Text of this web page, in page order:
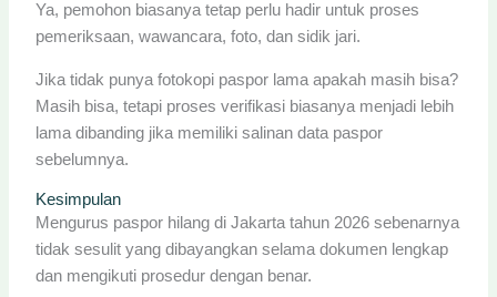
Ya, pemohon biasanya tetap perlu hadir untuk proses
pemeriksaan, wawancara, foto, dan sidik jari.
Jika tidak punya fotokopi paspor lama apakah masih bisa?
Masih bisa, tetapi proses verifikasi biasanya menjadi lebih
lama dibanding jika memiliki salinan data paspor
sebelumnya.
Kesimpulan
Mengurus paspor hilang di Jakarta tahun 2026 sebenarnya
tidak sesulit yang dibayangkan selama dokumen lengkap
dan mengikuti prosedur dengan benar.